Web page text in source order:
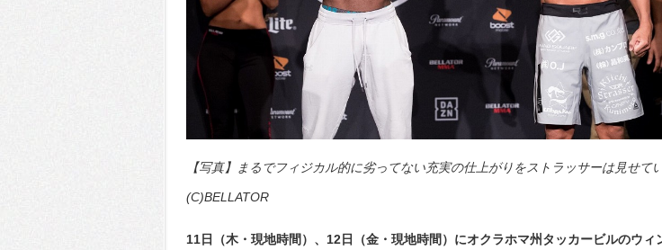
【写真】まるでフィジカル的に劣ってない充実の仕上がりをストラッサーは見せて
(C)BELLATOR
11日（木・現地時間）、12日（金・現地時間）にオクラホマ州タッカービルのウィ